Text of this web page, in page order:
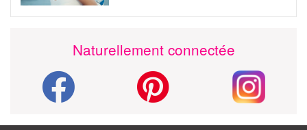
Naturellement connectée